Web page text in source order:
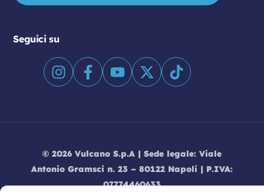
Seguici su
© 2026 Vulcano S.p.A | Sede legale: Viale
Antonio Gramsci n. 23 – 80122 Napoli | P.IVA:
07774460633